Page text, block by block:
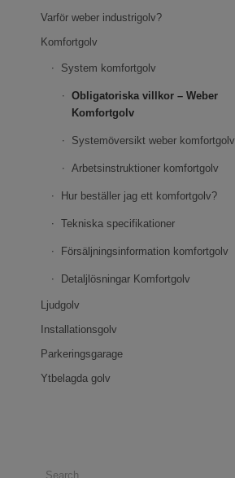
Varför weber industrigolv?
Komfortgolv
System komfortgolv
Obligatoriska villkor – Weber
Komfortgolv
Systemöversikt weber komfortgolv
Arbetsinstruktioner komfortgolv
Hur beställer jag ett komfortgolv?
Tekniska specifikationer
Försäljningsinformation komfortgolv
Detaljlösningar Komfortgolv
Ljudgolv
Installationsgolv
Parkeringsgarage
Ytbelagda golv